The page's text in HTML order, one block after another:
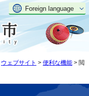
Foreign language
ウェブサイト > 便利な機能 > 閲